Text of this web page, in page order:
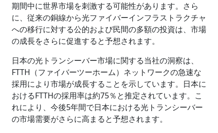
期間中に世界市場を刺激する可能性があります。さら
に、従来の銅線から光ファイバーインフラストラクチャ
への移行に対する公的および民間の多額の投資は、市場
の成長をさらに促進すると予想されます。
日本の光トランシーバー市場に関する当社の洞察は、
FTTH（ファイバーツーホーム）ネットワークの急速な
採用により市場が成長することを示しています。日本に
おけるFTTHの採用率は約75％と推定されています。こ
れにより、今後5年間で日本における光トランシーバー
の市場需要がさらに高まると予想されます。